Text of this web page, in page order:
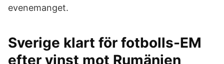
evenemanget.
Sverige klart för fotbolls-EM
efter vinst mot Rumänien